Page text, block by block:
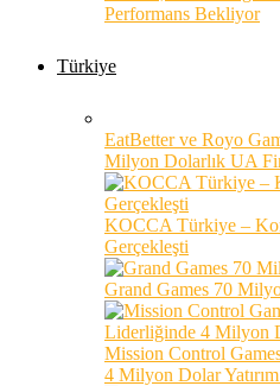
Performans Bekliyor
Türkiye
EatBetter ve Royo
Milyon Dolarlık UA
KOCCA Türkiye –
Gerçekleşti
Grand Games 70
Mission Control
4 Milyon Dolar